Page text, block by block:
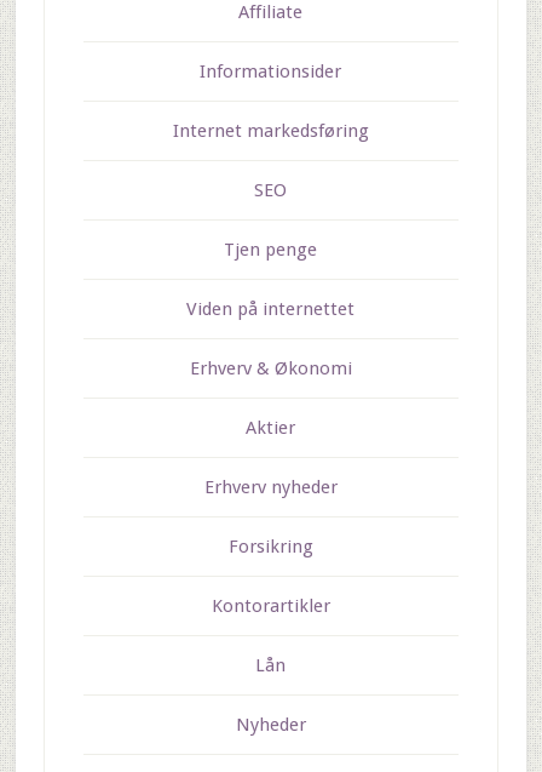
Affiliate
Informationsider
Internet markedsføring
SEO
Tjen penge
Viden på internettet
Erhverv & Økonomi
Aktier
Erhverv nyheder
Forsikring
Kontorartikler
Lån
Nyheder